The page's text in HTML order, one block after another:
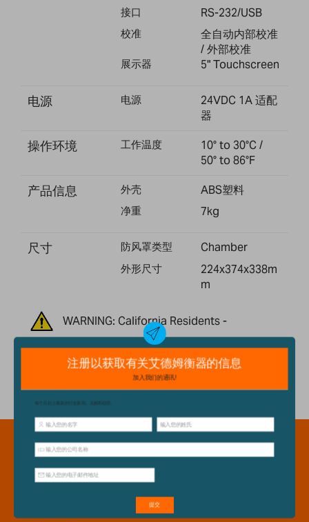
接口 RS-232/USB
校准
全自动内部校准
/ 外部校准
展示器 5" Touchscreen
电源 电源
24VDC 1A 适配
器
操作环境 工作温度
10° to 30°C /
50° to 86°F
产品信息 外壳 ABS塑料
净重 7kg
尺寸 防风罩类型 Chamber
外形尺寸
224x374x338m
m
WARNING: California Residents -
Proposition 65
Downloadable
Resources